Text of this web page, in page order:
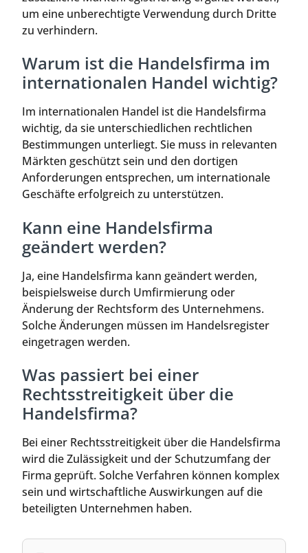
um eine unberechtigte Verwendung durch Dritte
zu verhindern.
Warum ist die Handelsfirma im
internationalen Handel wichtig?
Im internationalen Handel ist die Handelsfirma
wichtig, da sie unterschiedlichen rechtlichen
Bestimmungen unterliegt. Sie muss in relevanten
Märkten geschützt sein und den dortigen
Anforderungen entsprechen, um internationale
Geschäfte erfolgreich zu unterstützen.
Kann eine Handelsfirma
geändert werden?
Ja, eine Handelsfirma kann geändert werden,
beispielsweise durch Umfirmierung oder
Änderung der Rechtsform des Unternehmens.
Solche Änderungen müssen im Handelsregister
eingetragen werden.
Was passiert bei einer
Rechtsstreitigkeit über die
Handelsfirma?
Bei einer Rechtsstreitigkeit über die Handelsfirma
wird die Zulässigkeit und der Schutzumfang der
Firma geprüft. Solche Verfahren können komplex
sein und wirtschaftliche Auswirkungen auf die
beteiligten Unternehmen haben.